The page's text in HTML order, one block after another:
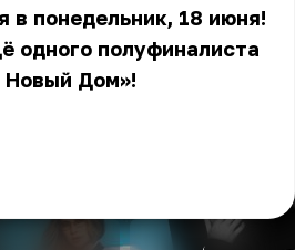
в понедельник, 18 июня!
одного полуфиналиста
Новый Дом»!